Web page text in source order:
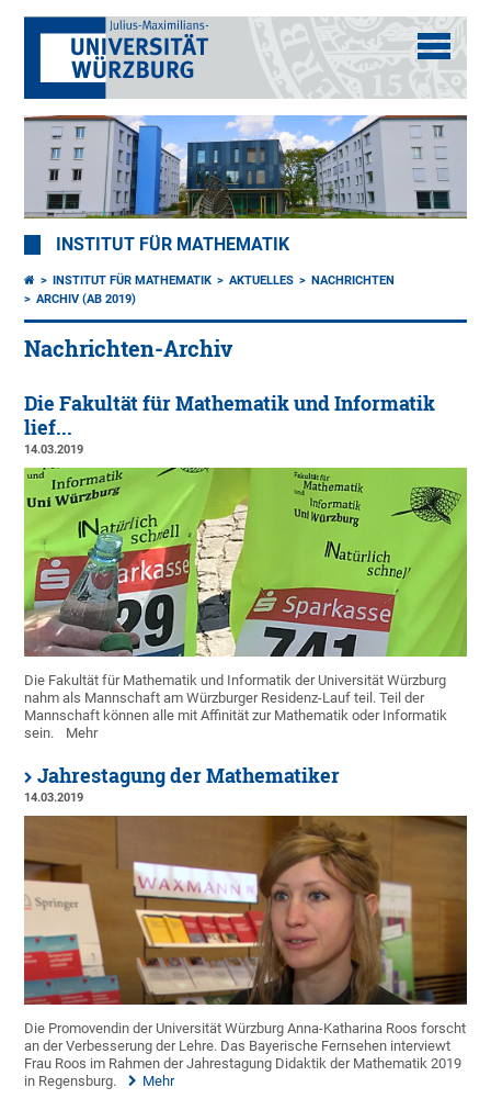
INSTITUT FÜR MATHEMATIK
INSTITUT FÜR MATHEMATIK AKTUELLES
NACHRICHTEN
ARCHIV (AB 2019)
Nachrichten-Archiv
Die Fakultät für Mathematik und Informatik
lief...
14.03.2019
Die Fakultät für Mathematik und Informatik der Universität Würzburg
nahm als Mannschaft am Würzburger Residenz-Lauf teil. Teil der
Mannschaft können alle mit Affinität zur Mathematik oder Informatik
sein.
Mehr
Jahrestagung der Mathematiker
14.03.2019
Die Promovendin der Universität Würzburg Anna-Katharina Roos forscht
an der Verbesserung der Lehre. Das Bayerische Fernsehen interviewt
Frau Roos im Rahmen der Jahrestagung Didaktik der Mathematik 2019
in Regensburg.
Mehr